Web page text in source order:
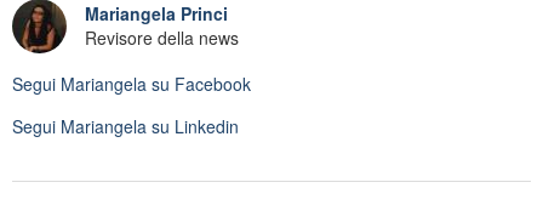
Mariangela Princi
Revisore della news
Segui Mariangela su Facebook
Segui Mariangela su Linkedin